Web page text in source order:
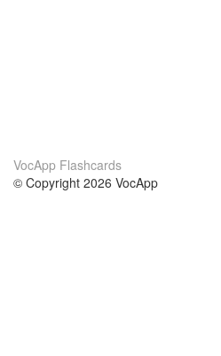
VocApp Flashcards
© Copyright 2026 VocApp